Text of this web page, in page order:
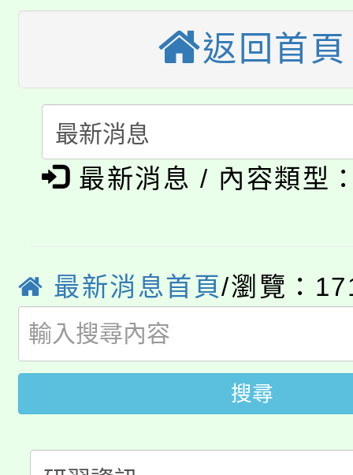
半價優惠，詳情可洽有
者。
大園自造教育及科技中
份教師增能研習
大溪自造教育及科技
份教師研習
淨零綠生活教案入校路
會
115年食農教育專業人
程
「本色祭」8/29、30在
局官網。
8月14至27日，桃園電
開!
115年桃園市運動會8/
田徑場及游泳池舉行。
桃園市低收入戶享有免
視費優惠，中低收入戶
半價優惠，詳情可洽有
大園自造教育及科技中
份教師增能研習
大溪自造教育及科技中
返回首頁
最新消息 / 內容類型
最新消息首頁/瀏覽：
搜尋